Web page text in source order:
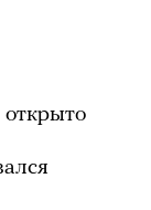
открыто